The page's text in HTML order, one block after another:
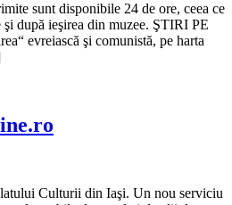
sunt disponibile 24 de ore, ceea ce
după ieşirea din muzee. ŞTIRI PE
evreiască şi comunistă, pe harta
Culturii din Iaşi. Un nou serviciu